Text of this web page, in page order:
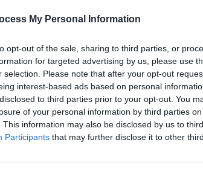
My Personal Information
opt-out of the sale, sharing to third parties, or
for targeted advertising by us, please use
selection. Please note that after your opt-out
interest-based ads based on personal
to third parties prior to your opt-out. You
of your personal information by third parties on
This information may also be disclosed by us to
Participants that may further disclose it to other
multe tipuri de deșeuri: deșeuri
sau reziduuri care provin din demolări.
biomedicale, electronice și
- Advertisement -